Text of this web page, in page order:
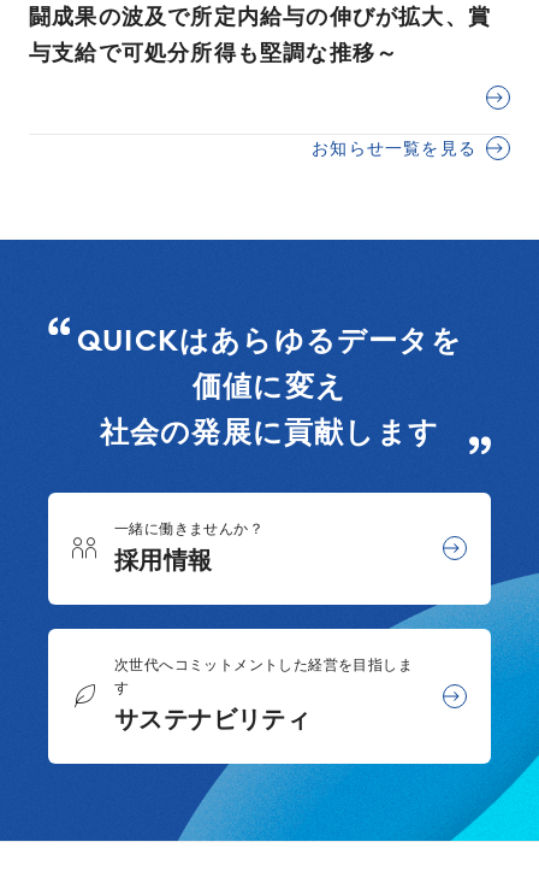
闘成果の波及で所定内給与の伸びが拡大、賞
与支給で可処分所得も堅調な推移～
お知らせ一覧を見る
QUICKはあらゆるデータを
価値に変え
社会の発展に貢献します
一緒に働きませんか？
採用情報
次世代へコミットメントした経営を目指しま
す
サステナビリティ